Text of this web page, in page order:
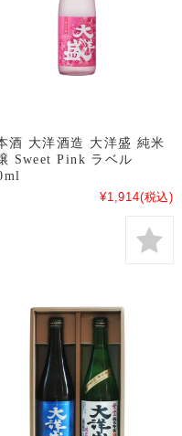
酒 大洋酒造 大洋盛 純米
Sweet Pink ラベル
¥1,914(税込)